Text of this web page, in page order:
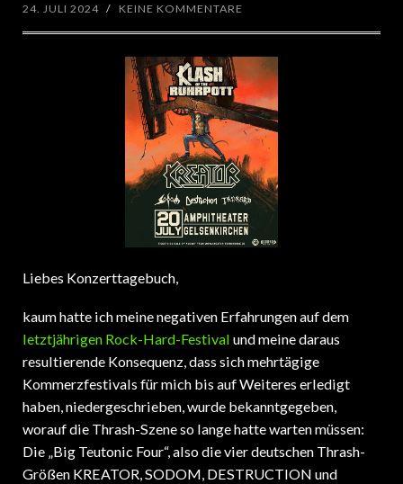
24. JULI 2024 / KEINE KOMMENTARE
Liebes Konzerttagebuch,
kaum hatte ich meine negativen Erfahrungen auf dem
letztjährigen Rock-Hard-Festival und meine daraus
resultierende Konsequenz, dass sich mehrtägige
Kommerzfestivals für mich bis auf Weiteres erledigt
haben, niedergeschrieben, wurde bekanntgegeben,
worauf die Thrash-Szene so lange hatte warten müssen:
Die „Big Teutonic Four“, also die vier deutschen Thrash-
Größen KREATOR, SODOM, DESTRUCTION und